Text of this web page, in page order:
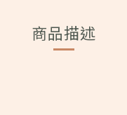
商品描述